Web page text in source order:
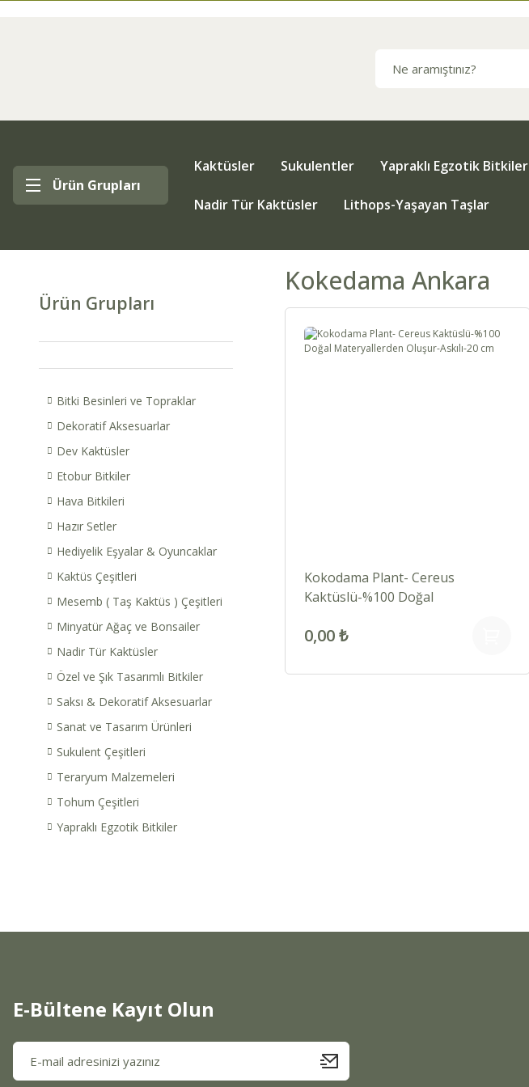
Ürün Grupları
Kaktüsler Sukulentler Yapraklı Egzotik Bitkiler
Nadir Tür Kaktüsler Lithops-Yaşayan Taşlar
Ürün Grupları
Bitki Besinleri ve Topraklar
Dekoratif Aksesuarlar
Dev Kaktüsler
Etobur Bitkiler
Hava Bitkileri
Hazır Setler
Hediyelik Eşyalar & Oyuncaklar
Kaktüs Çeşitleri
Mesemb ( Taş Kaktüs ) Çeşitleri
Minyatür Ağaç ve Bonsailer
Nadir Tür Kaktüsler
Özel ve Şık Tasarımlı Bitkiler
Saksı & Dekoratif Aksesuarlar
Sanat ve Tasarım Ürünleri
Sukulent Çeşitleri
Teraryum Malzemeleri
Tohum Çeşitleri
Yapraklı Egzotik Bitkiler
Kokedama Ankara
Kokodama Plant- Cereus
Kaktüslü-%100 Doğal
cm
0,00 ₺
E-Bültene Kayıt Olun